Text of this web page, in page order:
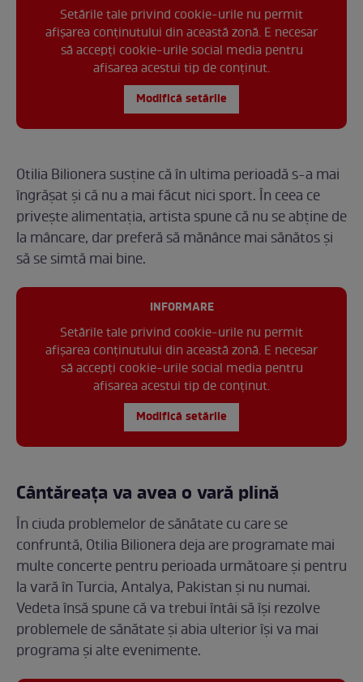
Setările tale privind cookie-urile nu permit
afișarea conținutului din această zonă. E necesar
să accepți cookie-urile social media pentru
afisarea acestui tip de conținut.
Modifică setările
Otilia Bilionera susține că în ultima perioadă s-a mai
îngrășat și că nu a mai făcut nici sport. În ceea ce
privește alimentația, artista spune că nu se abține de
la mâncare, dar preferă să mănânce mai sănătos și
să se simtă mai bine.
INFORMARE
Setările tale privind cookie-urile nu permit
afișarea conținutului din această zonă. E necesar
să accepți cookie-urile social media pentru
afisarea acestui tip de conținut.
Modifică setările
Cântăreața va avea o vară plină
În ciuda problemelor de sănătate cu care se
confruntă, Otilia Bilionera deja are programate mai
multe concerte pentru perioada următoare și pentru
la vară în Turcia, Antalya, Pakistan și nu numai.
Vedeta însă spune că va trebui întâi să își rezolve
problemele de sănătate și abia ulterior își va mai
programa și alte evenimente.